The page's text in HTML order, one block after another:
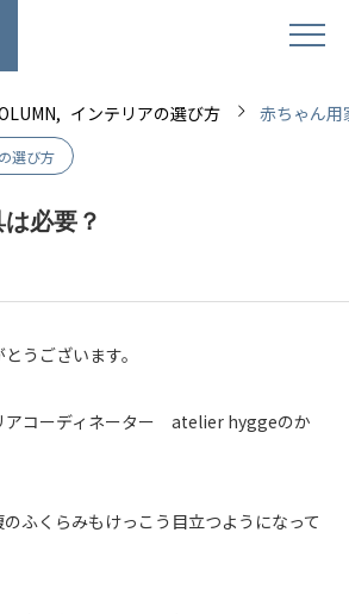
インテリアの選び方 赤ちゃん用
選び方
必要？
うございます。
アコーディネーター atelier hyggeのか
ふくらみもけっこう目立つようになって